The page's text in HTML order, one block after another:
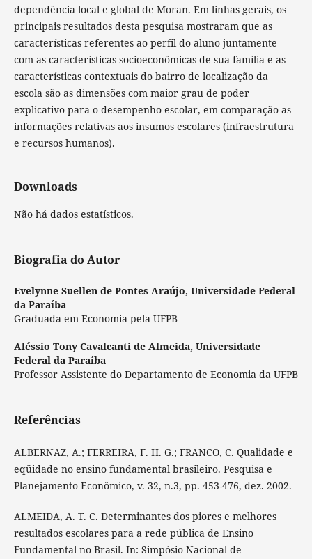
dependência local e global de Moran. Em linhas gerais, os
principais resultados desta pesquisa mostraram que as
características referentes ao perfil do aluno juntamente
com as características socioeconômicas de sua família e as
características contextuais do bairro de localização da
escola são as dimensões com maior grau de poder
explicativo para o desempenho escolar, em comparação as
informações relativas aos insumos escolares (infraestrutura
e recursos humanos).
Downloads
Não há dados estatísticos.
Biografia do Autor
Evelynne Suellen de Pontes Araújo, Universidade Federal
da Paraíba
Graduada em Economia pela UFPB
Aléssio Tony Cavalcanti de Almeida, Universidade
Federal da Paraíba
Professor Assistente do Departamento de Economia da UFPB
Referências
ALBERNAZ, A.; FERREIRA, F. H. G.; FRANCO, C. Qualidade e
eqüidade no ensino fundamental brasileiro. Pesquisa e
Planejamento Econômico, v. 32, n.3, pp. 453-476, dez. 2002.
ALMEIDA, A. T. C. Determinantes dos piores e melhores
resultados escolares para a rede pública de Ensino
Fundamental no Brasil. In: Simpósio Nacional de